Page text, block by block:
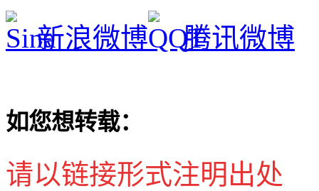
新浪微博 腾讯微博
如您想转载：
请以链接形式注明出处